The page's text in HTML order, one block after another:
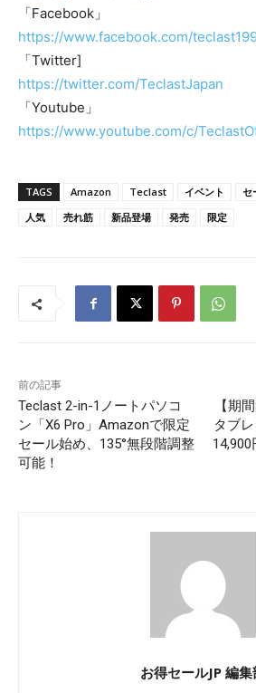
「Facebook」
https://www.facebook.com/
「Twitter]
https://twitter.com/TeclastJapan
「Youtube」
https://www.youtube.com/c/
TAGS Amazon Teclast イベント セ
人気
売れ筋 新品登場 発売 限定
前の記事
Teclast 2-in-1ノートパソコ
ン「X6 Pro」Amazonで限定
セール始め、135°無段階調整
可能！
【期
タブ
お得セールJP 編集